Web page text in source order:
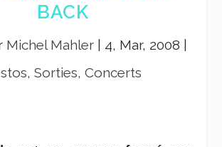
BACK
Michel Mahler| 4, Mar, 2008
Sorties, Concerts